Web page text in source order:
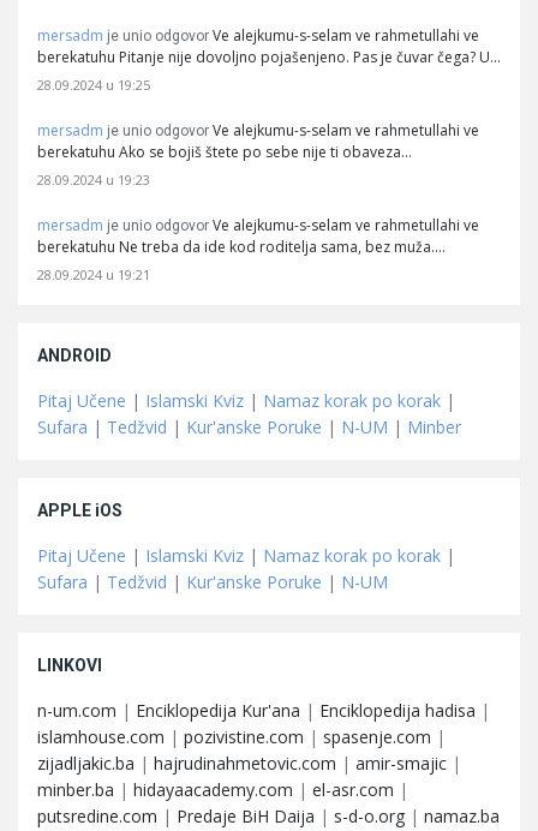
mersadm je unio odgovor Ve alejkumu-s-selam ve rahmetullahi ve
berekatuhu Pitanje nije dovoljno pojašenjeno. Pas je čuvar čega? U…
28.09.2024 u 19:25
mersadm je unio odgovor Ve alejkumu-s-selam ve rahmetullahi ve
berekatuhu Ako se bojiš štete po sebe nije ti obaveza…
28.09.2024 u 19:23
mersadm je unio odgovor Ve alejkumu-s-selam ve rahmetullahi ve
berekatuhu Ne treba da ide kod roditelja sama, bez muža.…
28.09.2024 u 19:21
ANDROID
Pitaj Učene | Islamski Kviz | Namaz korak po korak |
Sufara | Tedžvid | Kur'anske Poruke | N-UM | Minber
APPLE iOS
Pitaj Učene | Islamski Kviz | Namaz korak po korak |
Sufara | Tedžvid | Kur'anske Poruke | N-UM
LINKOVI
n-um.com | Enciklopedija Kur'ana | Enciklopedija hadisa |
islamhouse.com | pozivistine.com | spasenje.com |
zijadljakic.ba | hajrudinahmetovic.com | amir-smajic |
minber.ba | hidayaacademy.com | el-asr.com |
putsredine.com | Predaje BiH Daija | s-d-o.org | namaz.ba